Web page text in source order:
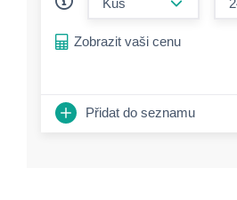
Zobrazit vaši cenu
Přidat do seznamu